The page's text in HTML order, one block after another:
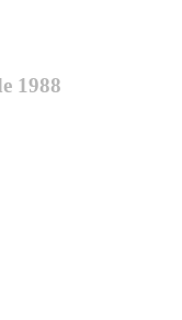
1988